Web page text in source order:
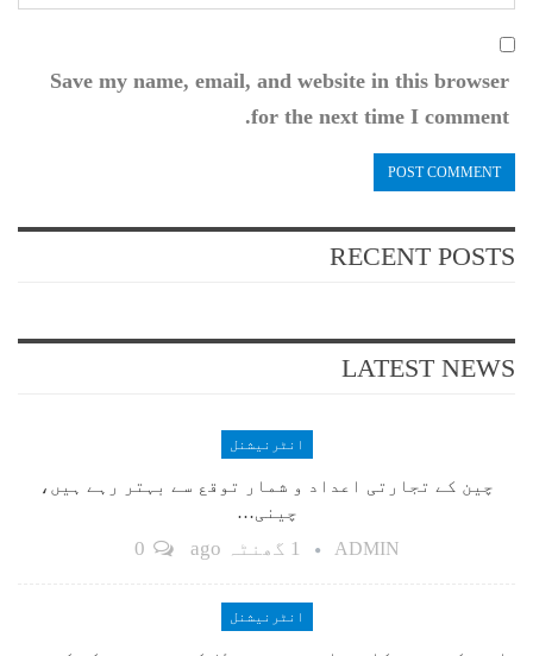
Save my name, email, and website in this browser
for the next time I comment.
RECENT POSTS
LATEST NEWS
انٹرنیشنل
چین کے تجارتی اعداد و شمار توقع سے بہتر رہے ہیں،
چینی…
ADMIN 1 گھنٹہ ago
انٹرنیشنل